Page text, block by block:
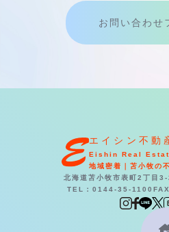
お問い合わせ
エイシン不動
Eishin Real
地域密着｜苫小牧の
北海道苫小牧市表町2丁目
TEL：0144-35-1100